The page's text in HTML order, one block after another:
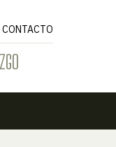
CONTACTO